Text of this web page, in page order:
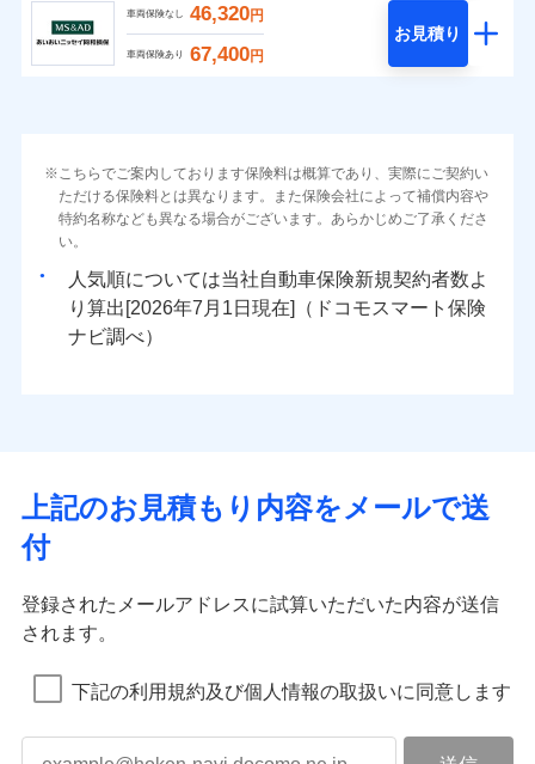
車両保険なし 46,320円
車両保険あり 67,400円
お見積り
こちらでご案内しております保険料は概算であり、実際にご契約い
ただける保険料とは異なります。また保険会社によって補償内容や
特約名称なども異なる場合がございます。あらかじめご了承くださ
い。
人気順については当社
新規契約者数よ
り算出[
年 月
日現在]（ドコモスマート保険
ナビ調べ）
上記のお見積もり内容をメールで送
付
登録されたメールアドレスに試算いただいた内容が送信
されます。
下記の利用規約及び個人情報の取扱いに同意します